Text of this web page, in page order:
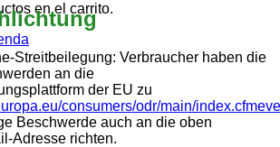
en el carrito.
Streitbeilegung: Verbraucher haben die
an die
der EU zu
consumers/odr/main/
Beschwerde auch an die oben
Adresse richten.